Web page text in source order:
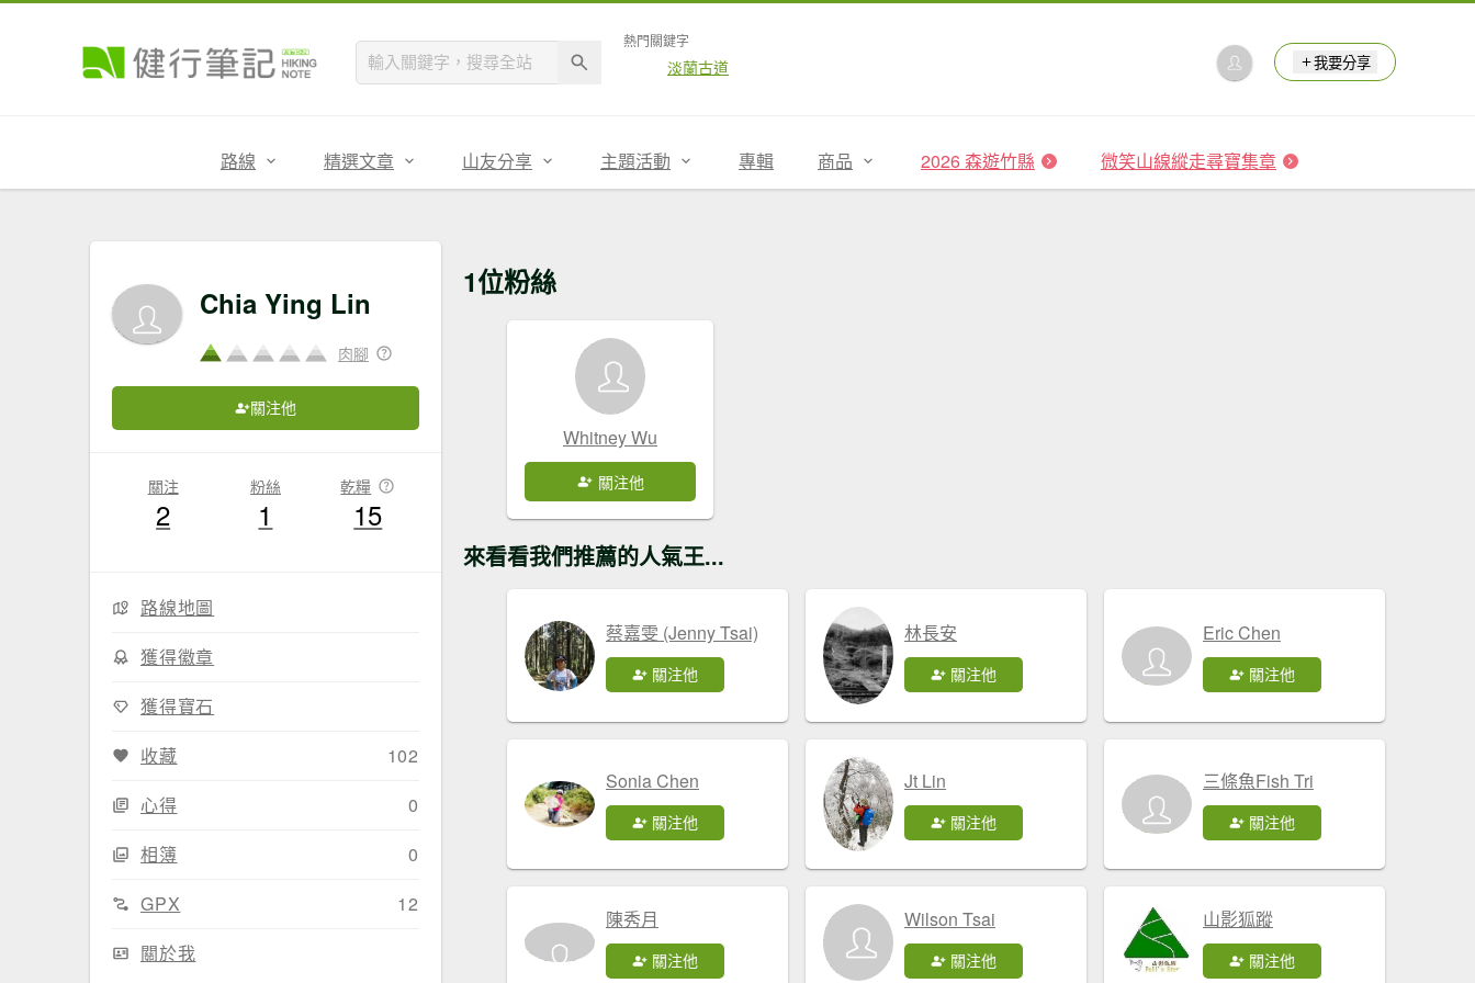
熱門關鍵字
淡蘭古道 我要分享
路線 精選文章 山友分享 主題活動 專輯 商品 2026 森遊竹縣 微笑山線縱走尋寶集章
Chia Ying Lin
肉腳
關注他
關注
2
粉絲
1
乾糧
15
路線地圖
獲得徽章
獲得寶石
收藏
102
心得
0
相簿
0
GPX
12
關於我
1位粉絲
Whitney Wu
關注他
來看看我們推薦的人氣王...
蔡嘉雯 (Jenny Tsai)
關注他
林長安
關注他
Eric Chen
關注他
Sonia Chen
關注他
Jt Lin
關注他
三條魚Fish Tri
關注他
陳秀月
關注他
Wilson Tsai
關注他
山影狐蹤
關注他